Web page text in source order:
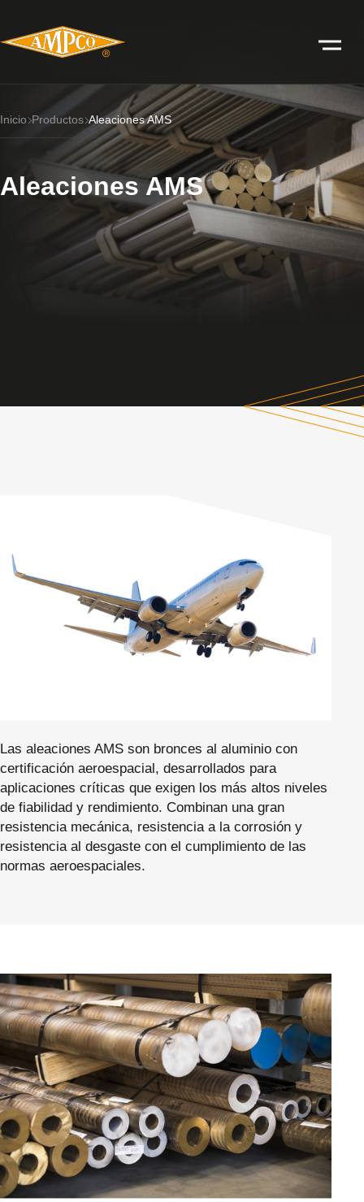
Inicio Productos Aleaciones AMS
Aleaciones AMS
Las aleaciones AMS son bronces al aluminio con
certificación aeroespacial, desarrollados para
aplicaciones críticas que exigen los más altos niveles
de fiabilidad y rendimiento. Combinan una gran
resistencia mecánica, resistencia a la corrosión y
resistencia al desgaste con el cumplimiento de las
normas aeroespaciales.